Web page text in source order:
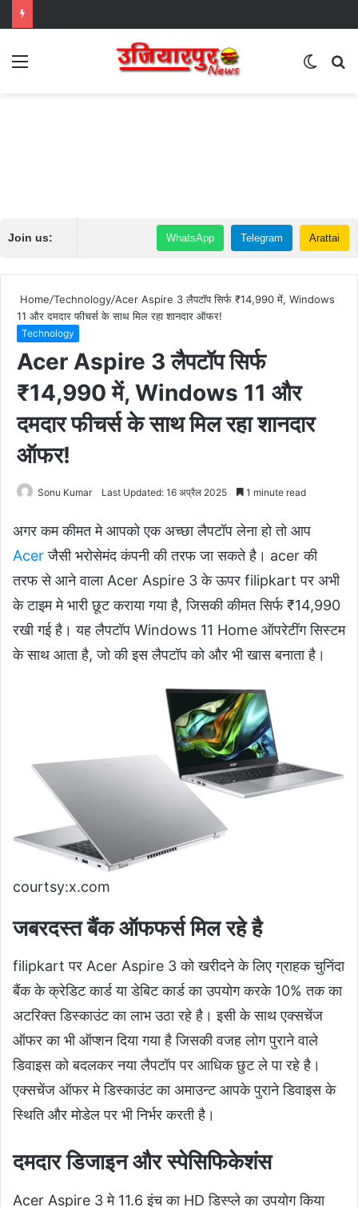
Menu
Switch
Join us: WhatsApp Telegram Arattai
Home/Technology/Acer Aspire 3 लैपटॉप सिर्फ ₹14,990 में, Windows
11 और दमदार फीचर्स के साथ मिल रहा शानदार ऑफर!
Technology
Acer Aspire 3 लैपटॉप सिर्फ
₹14,990 में, Windows 11 और
दमदार फीचर्स के साथ मिल रहा शानदार
ऑफर!
Sonu Kumar Last Updated: 16 अप्रैल 2025 1 minute read
अगर कम कीमत मे आपको एक अच्छा लैपटॉप लेना हो तो आप
Acerजैसी भरोसेमंद कंपनी की तरफ जा सकते है। acer की
तरफ से आने वाला Acer Aspire 3 के ऊपर filipkart पर अभी
के टाइम मे भारी छूट कराया गया है, जिसकी कीमत सिर्फ ₹14,990
रखी गई है। यह लैपटॉप Windows 11 Home ऑपरेटींग सिस्टम
के साथ आता है, जो की इस लैपटॉप को और भी खास बनाता है।
courtsy:x.com
जबरदस्त बैंक ऑफफर्स मिल रहे है
filipkart पर Acer Aspire 3 को खरीदने के लिए ग्राहक चुनिंदा
बैंक के क्रेडिट कार्ड या डेबिट कार्ड का उपयोग करके 10% तक का
अटरिक्त डिस्काउंट का लाभ उठा रहे है। इसी के साथ एक्सचेंज
ऑफर का भी ऑप्शन दिया गया है जिसकी वजह लोग पुराने वाले
डिवाइस को बदलकर नया लैपटॉप पर आधिक छुट ले पा रहे है।
एक्सचेंज ऑफर मे डिस्काउंट का अमाउन्ट आपके पुराने डिवाइस के
स्थिति और मोडेल पर भी निर्भर करती है।
दमदार डिजाइन और स्पेसिफिकेशंस
Acer Aspire 3 मे 11.6 इंच का HD डिस्प्ले का उपयोग किया